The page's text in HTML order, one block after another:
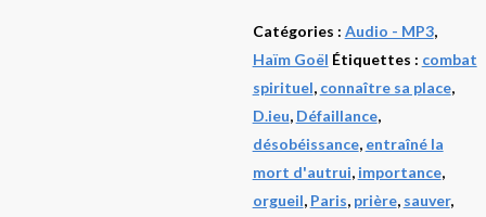
Catégories : Audio - MP3,
Haïm Goël Étiquettes : combat
spirituel, connaître sa place,
D.ieu, Défaillance,
désobéissance, entraîné la
mort d'autrui, importance,
orgueil, Paris, prière, sauver,